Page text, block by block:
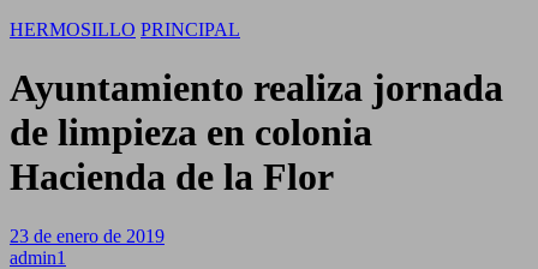
HERMOSILLO PRINCIPAL
Ayuntamiento realiza jornada
de limpieza en colonia
Hacienda de la Flor
23 de enero de 2019
admin1